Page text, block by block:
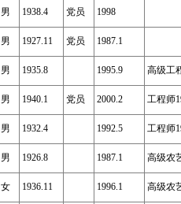
男 1938.4 党员 1998
男 1927.11 党员 1987.1
男 1935.8 1995.9 高级工
男 1940.1 党员 2000.2 工程师
男 1932.4 1992.5 工程师
男 1926.8 1987.1 高级农
女 1936.11 1996.1 高级农